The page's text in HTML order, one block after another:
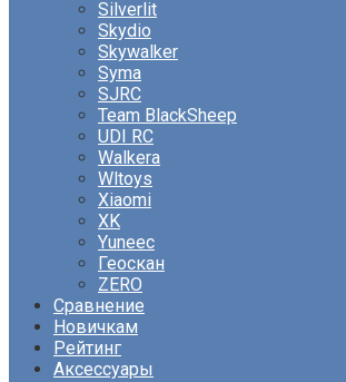
Silverlit
Skydio
Skywalker
Syma
SJRC
Team BlackSheep
UDI RC
Walkera
Wltoys
Xiaomi
XK
Yuneec
Геоскан
ZERO
Сравнение
Новичкам
Рейтинг
Аксессуары